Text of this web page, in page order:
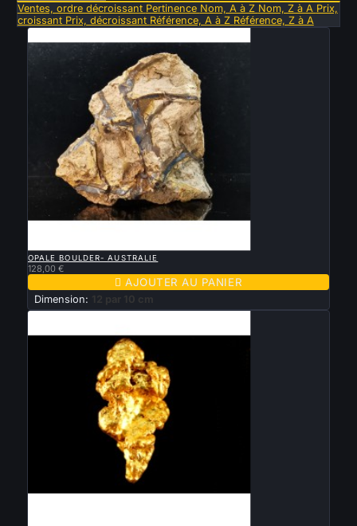
Ventes, ordre décroissant Pertinence Nom, A à Z Nom, Z à A Prix,
croissant Prix, décroissant Référence, A à Z Référence, Z à A
OPALE BOULDER- AUSTRALIE
128,00 €
 AJOUTER AU PANIER
Dimension: 12 par 10 cm